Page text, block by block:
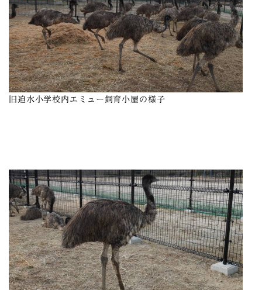
旧迫水小学校内エミュー飼育小屋の様子